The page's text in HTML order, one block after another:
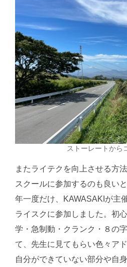
ストーレートから
またライテクを向上させる方
スクールに参加するのも良い
年一度だけ、KAWASAKIが主
ライスクに参加しました。初
学・急制動・クランク・８の
て、先生に見てもらい色々ア
自分ができていない部分や自